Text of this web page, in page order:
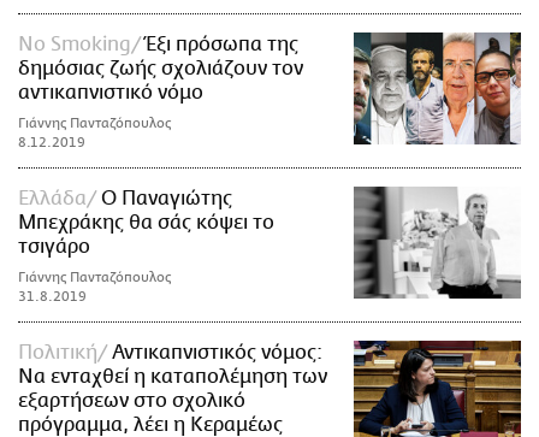
No Smoking
Έξι πρόσωπα της
δημόσιας ζωής σχολιάζουν τον
αντικαπνιστικό νόμο
Γιάννης Πανταζόπουλος
8.12.2019
Ελλάδα
Ο Παναγιώτης
Μπεχράκης θα σάς κόψει το
τσιγάρο
Γιάννης Πανταζόπουλος
31.8.2019
Πολιτική
Αντικαπνιστικός νόμος:
Να ενταχθεί η καταπολέμηση των
εξαρτήσεων στο σχολικό
πρόγραμμα, λέει η Κεραμέως